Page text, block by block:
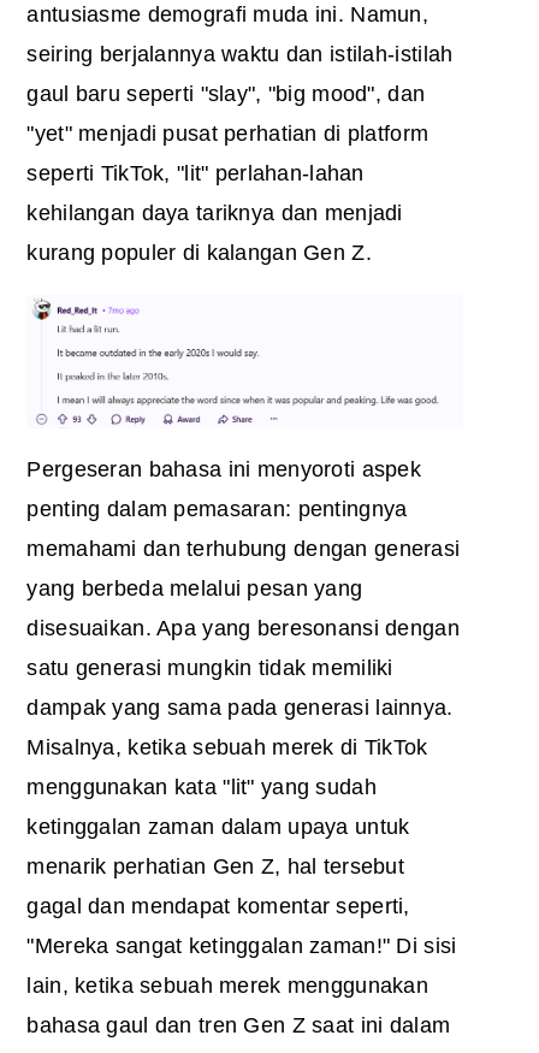
antusiasme demografi muda ini. Namun,
seiring berjalannya waktu dan istilah-istilah
gaul baru seperti "slay", "big mood", dan
"yet" menjadi pusat perhatian di platform
seperti TikTok, "lit" perlahan-lahan
kehilangan daya tariknya dan menjadi
kurang populer di kalangan Gen Z.
Pergeseran bahasa ini menyoroti aspek
penting dalam pemasaran: pentingnya
memahami dan terhubung dengan generasi
yang berbeda melalui pesan yang
disesuaikan. Apa yang beresonansi dengan
satu generasi mungkin tidak memiliki
dampak yang sama pada generasi lainnya.
Misalnya, ketika sebuah merek di TikTok
menggunakan kata "lit" yang sudah
ketinggalan zaman dalam upaya untuk
menarik perhatian Gen Z, hal tersebut
gagal dan mendapat komentar seperti,
"Mereka sangat ketinggalan zaman!" Di sisi
lain, ketika sebuah merek menggunakan
bahasa gaul dan tren Gen Z saat ini dalam